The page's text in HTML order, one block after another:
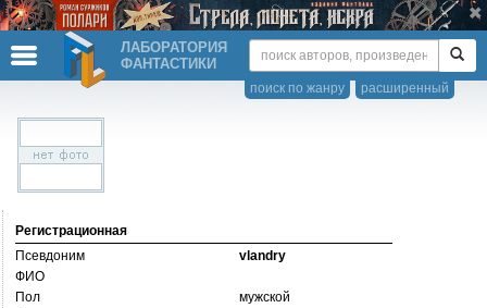
ЛАБОРАТОРИЯ
ФАНТАСТИКИ
расширенный
поиск по жанру
Регистрационная
Псевдоним
vlandry
ФИО
Пол
мужской